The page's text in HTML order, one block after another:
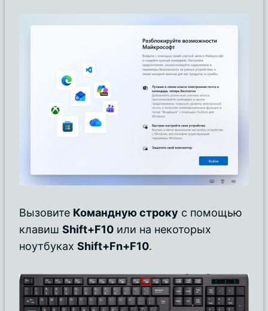
Вызовите Командную строку с помощью
клавиш Shift+F10 или на некоторых
ноутбуках Shift+Fn+F10.